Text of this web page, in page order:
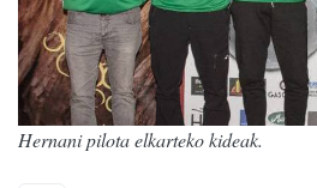
Hernani pilota elkarteko kideak.